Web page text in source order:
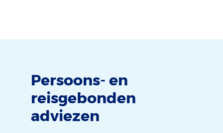
Persoons- en
reisgebonden
adviezen